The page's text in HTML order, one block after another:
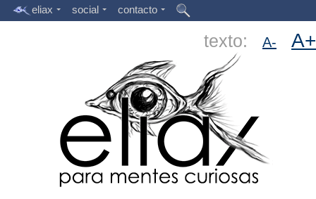
eliax social contacto
texto: A- A+